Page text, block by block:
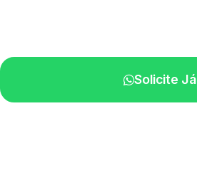
Solicite Já